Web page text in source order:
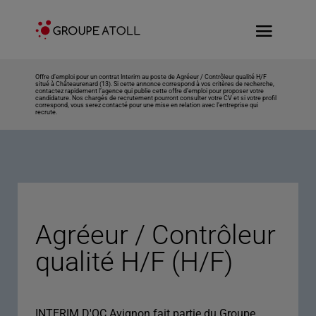
Offre d’emploi pour un contrat Interim au poste de Agréeur / Contrôleur qualité H/F
situé à Châteaurenard (13). Si cette annonce correspond à vos critères de recherche,
contactez rapidement l’agence qui publie cette offre d’emploi pour proposer votre
candidature. Nos chargés de recrutement pourront consulter votre CV et si votre profil
correspond, vous serez contacté pour une mise en relation avec l’entreprise qui
recrute.
Agréeur / Contrôleur
qualité H/F (H/F)